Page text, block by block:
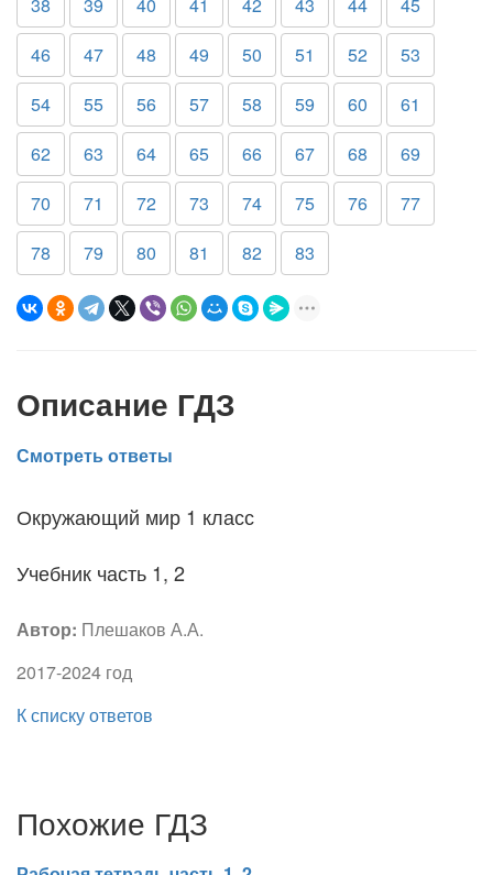
46
47 48 49 50 51 52
53
54
55 56 57 58 59 60
61
62
63 64 65 66 67 68
69
70
71 72 73 74 75 76
77
78
79 80 81 82 83
Описание ГДЗ
Смотреть ответы
Окружающий мир 1 класс
Учебник часть 1, 2
Автор: Плешаков А.А.
2017-2024 год
К списку ответов
Похожие ГДЗ